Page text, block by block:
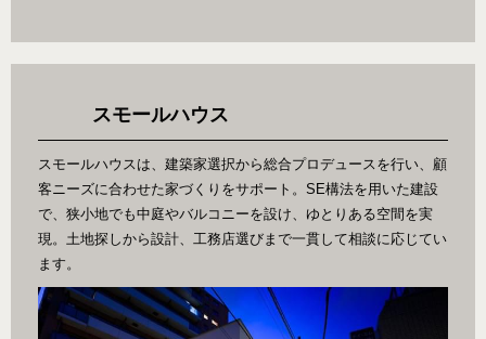
スモールハウス
スモールハウスは、建築家選択から総合プロデュースを行い、顧
客ニーズに合わせた家づくりをサポート。SE構法を用いた建設
で、狭小地でも中庭やバルコニーを設け、ゆとりある空間を実
現。土地探しから設計、工務店選びまで一貫して相談に応じてい
ます。